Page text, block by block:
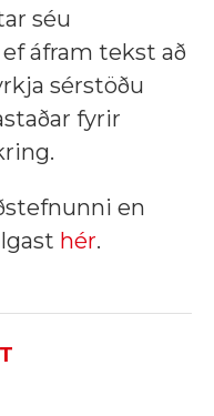
séu
áfram tekst að
sérstöðu
fyrir
en
hér.